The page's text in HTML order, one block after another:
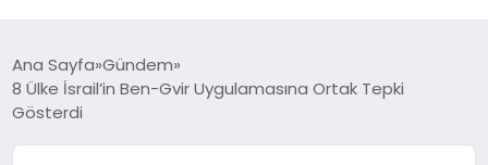
GÜNDEM
EKONOMI
Ana Sayfa Gündem
8 Ülke İsrail’in Ben-Gvir Uygulamasına Ortak Tepki
Gösterdi